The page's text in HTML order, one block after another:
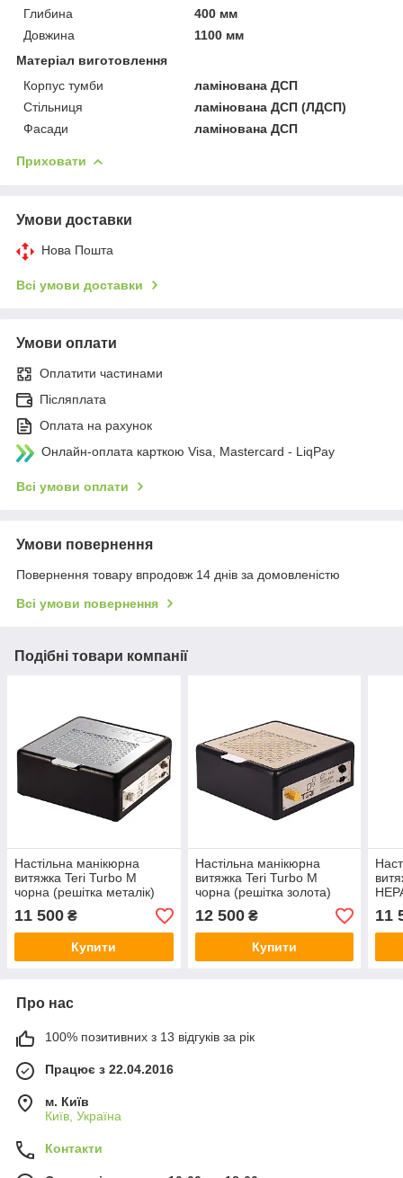
Глибина
400 мм
Довжина
1100 мм
Матеріал виготовлення
Корпус тумби
ламінована ДСП
Стільниця
ламінована ДСП (ЛДСП)
Фасади
ламінована ДСП
Приховати
Умови доставки
Нова Пошта
Всі умови доставки
Умови оплати
Оплатити частинами
Післяплата
Оплата на рахунок
Онлайн-оплата карткою Visa, Mastercard - LiqPay
Всі умови оплати
Умови повернення
Повернення товару впродовж 14 днів за домовленістю
Всі умови повернення
Подібні товари компанії
Настільна манікюрна
витяжка Teri Turbo M
чорна (решітка металік)
11 500 ₴
Купити
Настільна манікюрна
витяжка Teri Turbo M
чорна (решітка золота)
12 500₴
Купити
11
Про нас
100% позитивних з 13 відгуків за рік
Працює з 22.04.2016
м. Київ
Київ, Україна
Контакти